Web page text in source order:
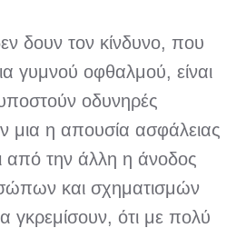
δουν τον κίνδυνο, που
γυμνού οφθαλμού, είναι
οδυνηρές
μια η απουσία ασφάλειας
από την άλλη η άνοδος
και σχηματισμών
γκρεμίσουν, ότι με πολύ